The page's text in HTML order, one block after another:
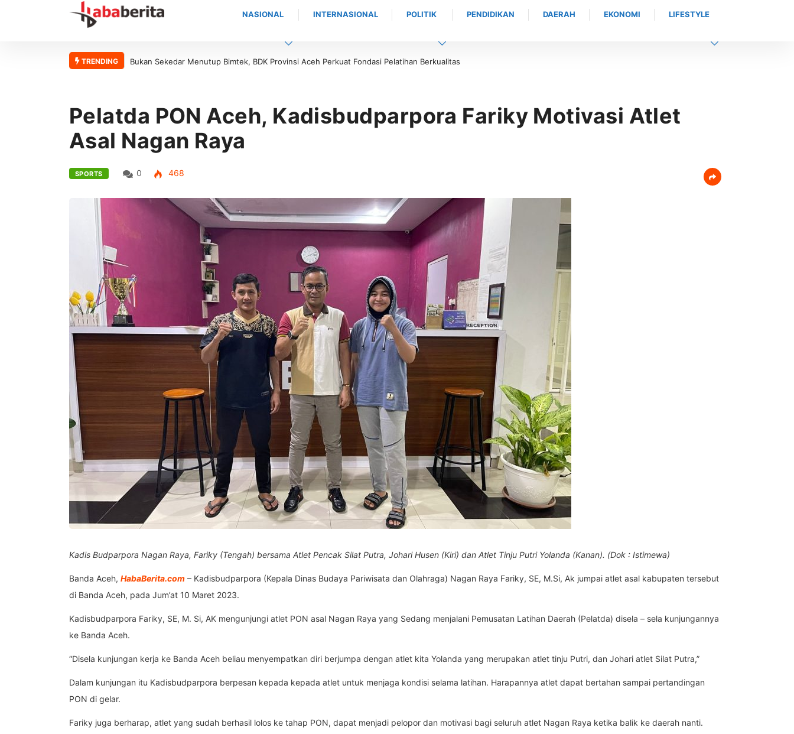
NASIONAL INTERNASIONAL POLITIK PENDIDIKAN DAERAH EKONOMI LIFESTYLE
TRENDING Bukan Sekedar Menutup Bimtek, BDK Provinsi Aceh Perkuat Fondasi Pelatihan Berkualitas
Pelatda PON Aceh, Kadisbudparpora Fariky Motivasi Atlet
Asal Nagan Raya
SPORTS 0 468
Kadis Budparpora Nagan Raya, Fariky (Tengah) bersama Atlet Pencak Silat Putra, Johari Husen (Kiri) dan Atlet Tinju Putri Yolanda (Kanan). (Dok : Istimewa)
Banda Aceh, HabaBerita.com – Kadisbudparpora (Kepala Dinas Budaya Pariwisata dan Olahraga) Nagan Raya Fariky, SE, M.Si, Ak jumpai atlet asal kabupaten tersebut
di Banda Aceh, pada Jum’at 10 Maret 2023.
Kadisbudparpora Fariky, SE, M. Si, AK mengunjungi atlet PON asal Nagan Raya yang Sedang menjalani Pemusatan Latihan Daerah (Pelatda) disela – sela kunjungannya
ke Banda Aceh.
“Disela kunjungan kerja ke Banda Aceh beliau menyempatkan diri berjumpa dengan atlet kita Yolanda yang merupakan atlet tinju Putri, dan Johari atlet Silat Putra,”
Dalam kunjungan itu Kadisbudparpora berpesan kepada kepada atlet untuk menjaga kondisi selama latihan. Harapannya atlet dapat bertahan sampai pertandingan
PON di gelar.
Fariky juga berharap, atlet yang sudah berhasil lolos ke tahap PON, dapat menjadi pelopor dan motivasi bagi seluruh atlet Nagan Raya ketika balik ke daerah nanti.